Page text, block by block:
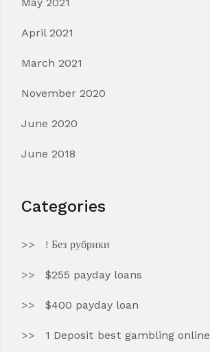
April 2021
March 2021
November 2020
June 2020
June 2018
Categories
! Без рубрики
$255 payday loans
$400 payday loan
1 Deposit best gambling online